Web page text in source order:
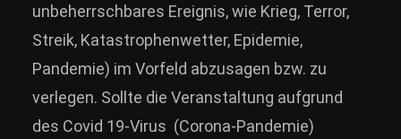
unbeherrschbares Ereignis, wie Krieg, Terror,
Streik, Katastrophenwetter, Epidemie,
Pandemie) im Vorfeld abzusagen bzw. zu
verlegen. Sollte die Veranstaltung aufgrund
des Covid 19-Virus (Corona-Pandemie)